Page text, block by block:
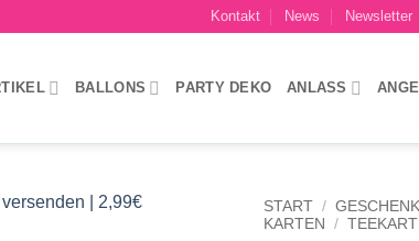
Kontakt News Newsletter
BALLONS PARTY DEKO ANLASS
START /
KARTEN
/